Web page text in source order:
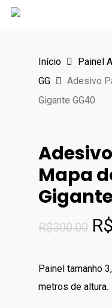
Skip
Início Painel
GG
Adesivo
Gigante GG40
Mapa
R$300.00 O
R$
Painel tamanho
metros de altura.